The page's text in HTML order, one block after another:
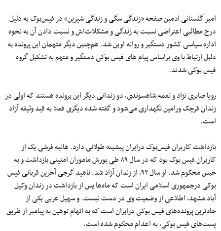
امیر گلستانی ادمین صفحه «زندگی سگی و زندگی شیرین» در فیس‌بوک به دلیل
درج مطالبی اعتراضی نسبت به زندگی و مشکلات‌اش و نسبت دادن آن به نحوه
اداره سیاسی کشور دستگیر و روانه اوین شد. هم‌چنین دیگر متهمان این پرونده به
دلیل ارتباط با وی براساس پیام های فیس بوکی دستگیر و متهم به تشکیل گروه
فیس بوکی شدند.
رویا صابری نژاد و نغمه شاهسوندی، دو زندانی دیگر این پرونده هستند که اولی در
زندان قرچک ورامین نگهداری می‌شود و گفته شده دیگری فعلا به قید وثیقه آزاد
است.
بازداشت کاربران فیس‌بوک درایران پیشینه طولانی دارد. هانیه فرشی یک از
کاربران فیس بوک بود که در سال ۸۹ طی یورش ماموران امنیتی بازداشت و به
حبس محکوم شد. او سال ۹۲، از زندان آزاد شد. ناهید گرجی آخرین قربانی فیس
بوکی درجمهوری اسلامی ایران است که ماه‌ها پس از بازداشت در زندان وکیل
آباد مشهد، اطلاعی از وضعیت وی در دست نیست. و سهیل عربی یکی از
حادترین پرونده‌های فیس بوکی درایران است که به اتهام توهین به پیامبر از طریق
پست‌های فیس بوکی، به اعدام محکوم شده است.